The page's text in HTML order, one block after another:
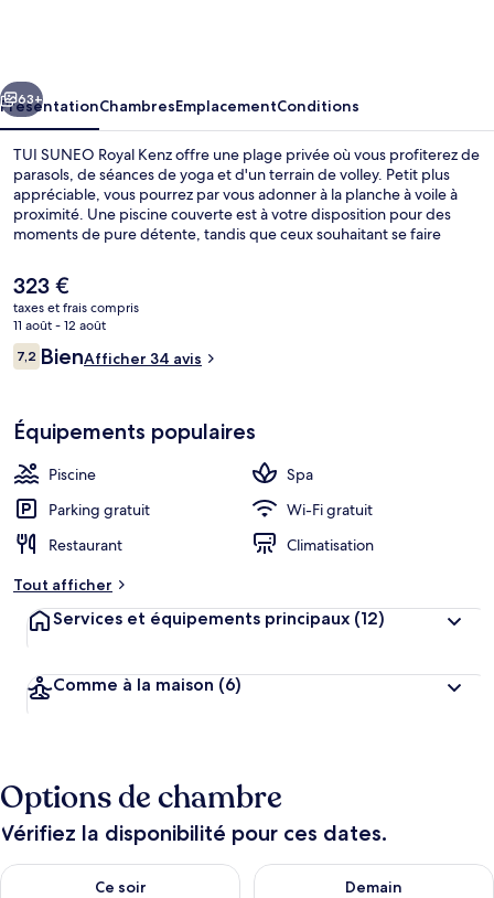
Suivant
63+
PrésentationChambresEmplacementConditions
TUI SUNEO Royal Kenz offre une plage privée où vous profiterez de
parasols, de séances de yoga et d'un terrain de volley. Petit plus
appréciable, vous pourrez par vous adonner à la planche à voile à
proximité. Une piscine couverte est à votre disposition pour des
moments de pure détente, tandis que ceux souhaitant se faire
des enveloppements corporels et des soins ayurvédiques.
L'établissement l'Olivier, l'un des 3 restaurants, sert des spécialités
Cuisine européenne moderne et est ouvert pour le petit déjeuner,
le déjeuner et le dîner. Cet hôtel de style méditerranéen abrite en
outre 2 bars/lounges, un bar à la plage et une salle de fitness.
Le
prix
actuel
est
de
323 €
taxes et frais compris
11 août - 12 août
Avis
voyageurs
7,27,2 sur 10
BienAfficher 34 avis
Équipements populaires
Piscine
Spa
Parking gratuit
Wi-Fi gratuit
Restaurant
Climatisation
Tout afficher
Services et équipements principaux (12)
Comme à la maison (6)
Options de chambre
Vérifiez la disponibilité pour ces dates.
Ce soir
Vérifier la disponibilité pour ce soir août 7 - août 8
Demain
Vérifier la disponibilité pour